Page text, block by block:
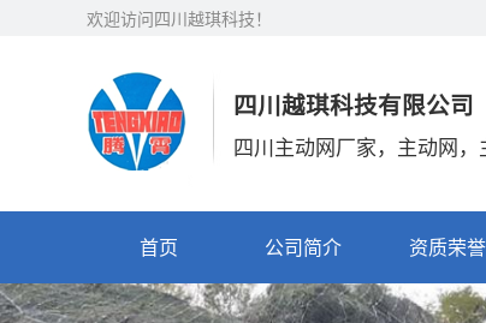
欢迎访问四川越琪科技！
四川越琪科技有限公司
四川主动网厂家，主动网
首页 公司简介 资质荣誉